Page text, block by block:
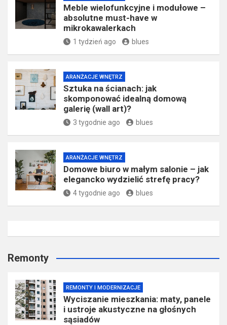
Meble wielofunkcyjne i modułowe –
absolutne must-have w
mikrokawalerkach
1 tydzień ago blues
ARANŻACJE WNĘTRZ
Sztuka na ścianach: jak
skomponować idealną domową
galerię (wall art)?
3 tygodnie ago blues
ARANŻACJE WNĘTRZ
Domowe biuro w małym salonie – jak
elegancko wydzielić strefę pracy?
4 tygodnie ago blues
Remonty
REMONTY I MODERNIZACJE
Wyciszanie mieszkania: maty, panele
i ustroje akustyczne na głośnych
sąsiadów